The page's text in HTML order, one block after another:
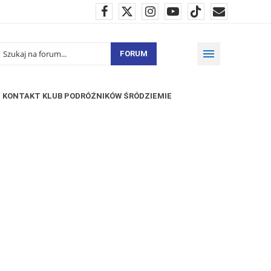
FORUM
KONTAKT KLUB PODRÓŻNIKÓW ŚRÓDZIEMIE